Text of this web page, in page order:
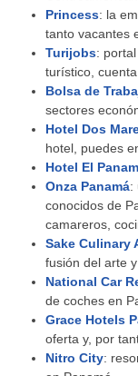
Princess: la
tanto vacantes
Turijobs:
turístico,
Bolsa de
sectores
Hotel Dos
hotel, puedes
Hotel El
Onza Panamá:
conocidos de
camareros,
Sake Culinary
fusión del arte
National Car
de coches en
Grace Hotels
oferta y, por
Nitro City: